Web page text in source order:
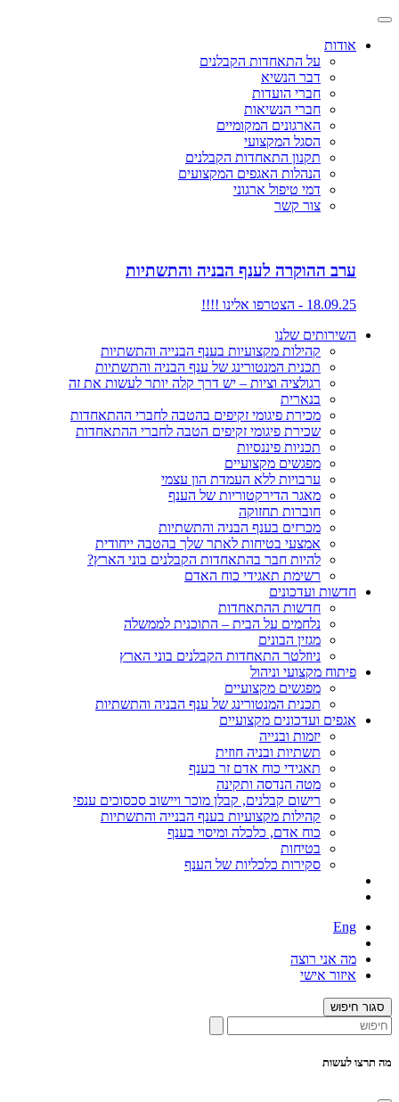
אודות
על התאחדות הקבלנים
דבר הנשיא
חברי הועדות
חברי הנשיאות
הארגונים המקומיים
הסגל המקצועי
תקנון התאחדות הקבלנים
הנהלות האגפים המקצועים
דמי טיפול ארגוני
צור קשר
ערב ההוקרה לענף הבניה והתשתיות
18.09.25 - הצטרפו אלינו !!!!
השירותים שלנו
קהילות מקצועיות בענף הבנייה והתשתיות
תכנית המנטורינג של ענף הבניה והתשתיות
רגולציה וציות – יש דרך קלה יותר לעשות את זה
בנארית
מכירת פיגומי זקיפים בהטבה לחברי ההתאחדות
שכירת פיגומי זקיפים הטבה לחברי ההתאחדות
תכניות פיננסיות
מפגשים מקצועיים
ערבויות ללא העמדת הון עצמי
מאגר הדירקטוריות של הענף
חוברות תחזוקה
מכרזים בענף הבניה והתשתיות
אמצעי בטיחות לאתר שלך בהטבה ייחודית
להיות חבר בהתאחדות הקבלנים בוני הארץ?
רשימת תאגידי כוח האדם
חדשות ועדכונים
חדשות ההתאחדות
נלחמים על הבית – התוכנית לממשלה
מגזין הבונים
ניוזלטר התאחדות הקבלנים בוני הארץ
פיתוח מקצועי וניהול
מפגשים מקצועיים
תכנית המנטורינג של ענף הבניה והתשתיות
אגפים ועדכונים מקצועיים
יזמות ובנייה
תשתיות ובניה חוזית
תאגידי כוח אדם זר בענף
מטה הנדסה ותקינה
רישום קבלנים, קבלן מוכר ויישוב סכסוכים ענפי
קהילות מקצועיות בענף הבנייה והתשתיות
כוח אדם, כלכלה ומיסוי בענף
בטיחות
סקירות כלכליות של הענף
Eng
מה אני רוצה
איזור אישי
סגור חיפוש
מה תרצו לעשות